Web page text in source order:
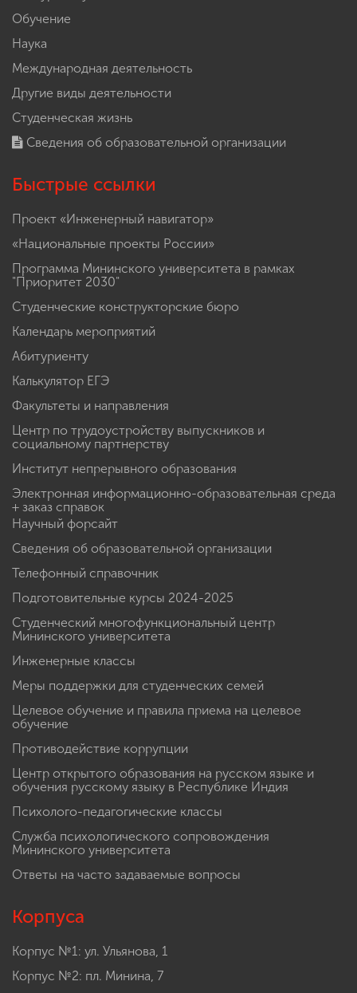
Обучение
Наука
Международная деятельность
Другие виды деятельности
Студенческая жизнь
Сведения об образовательной организации
Быстрые ссылки
Проект «Инженерный навигатор»
«Национальные проекты России»
Программа Мининского университета в рамках
"Приоритет 2030"
Студенческие конструкторские бюро
Календарь мероприятий
Абитуриенту
Калькулятор ЕГЭ
Факультеты и направления
Центр по трудоустройству выпускников и
социальному партнерству
Институт непрерывного образования
Электронная информационно-образовательная среда
+ заказ справок
Научный форсайт
Сведения об образовательной организации
Телефонный справочник
Подготовительные курсы 2024-2025
Студенческий многофункциональный центр
Мининского университета
Инженерные классы
Меры поддержки для студенческих семей
Целевое обучение и правила приема на целевое
обучение
Противодействие коррупции
Центр открытого образования на русском языке и
обучения русскому языку в Республике Индия
Психолого-педагогические классы
Служба психологического сопровождения
Мининского университета
Ответы на часто задаваемые вопросы
Корпуса
Корпус №1: ул. Ульянова, 1
Корпус №2: пл. Минина, 7